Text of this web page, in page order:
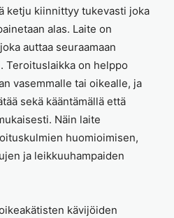
ketju kiinnittyy tukevasti joka
alas. Laite on
auttaa seuraamaan
Teroituslaikka on helppo
vasemmalle tai oikealle, ja
sekä kääntämällä että
Näin laite
huomioimisen,
ja leikkuuhampaiden
kävijöiden